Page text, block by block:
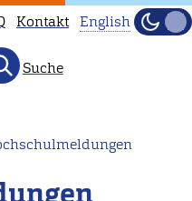
Kontakt
not
English
Hell
Suche